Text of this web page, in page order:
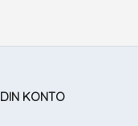
DIN KONTO